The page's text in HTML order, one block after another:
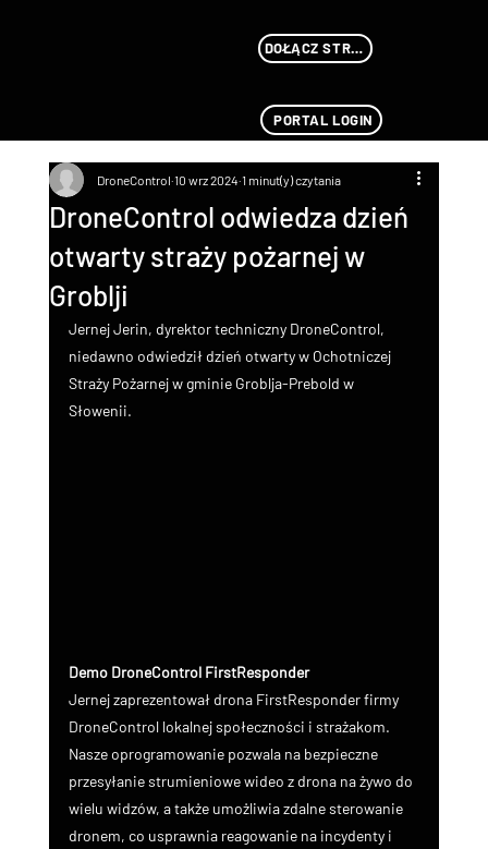
DOŁĄCZ STREAMU
PORTAL LOGIN
DroneControl odwiedza dzień
otwarty straży pożarnej w
Groblji
DroneControl 10 wrz 2024 1 minut(y) czytania
Jernej Jerin, dyrektor techniczny DroneControl,
niedawno odwiedził dzień otwarty w Ochotniczej
Straży Pożarnej w gminie Groblja-Prebold w
Słowenii.
Demo DroneControl FirstResponder
Jernej zaprezentował drona FirstResponder firmy
DroneControl lokalnej społeczności i strażakom.
Nasze oprogramowanie pozwala na bezpieczne
przesyłanie strumieniowe wideo z drona na żywo do
wielu widzów, a także umożliwia zdalne sterowanie
dronem, co usprawnia reagowanie na incydenty i